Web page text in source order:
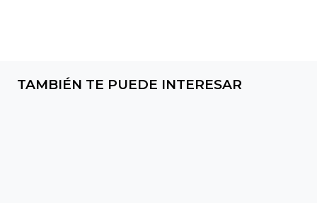
TAMBIÉN TE PUEDE INTERESAR